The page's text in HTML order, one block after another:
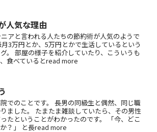
人気な理由
アと言われる人たちの節約術が人気のようで
3万円とか、5万円とかで生活しているという
。 部屋の様子を紹介していたり、こういうも
食べているとread more
でのことです。 長男の同級生と偶然、同じ職
ました。 たまたま雑談していたら、その男性
たということがわかったのです。 「今、どこ
？」 と長read more